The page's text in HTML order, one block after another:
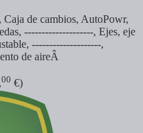
de cambios, AutoPowr,
--------------------, Ejes, eje
--------------------,
de aireÂ
00 €)